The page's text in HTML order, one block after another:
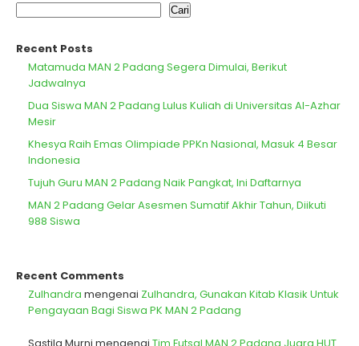
Cari
Recent Posts
Matamuda MAN 2 Padang Segera Dimulai, Berikut
Jadwalnya
Dua Siswa MAN 2 Padang Lulus Kuliah di Universitas Al-Azhar
Mesir
Khesya Raih Emas Olimpiade PPKn Nasional, Masuk 4 Besar
Indonesia
Tujuh Guru MAN 2 Padang Naik Pangkat, Ini Daftarnya
MAN 2 Padang Gelar Asesmen Sumatif Akhir Tahun, Diikuti
988 Siswa
Recent Comments
Zulhandra mengenai Zulhandra, Gunakan Kitab Klasik Untuk
Pengayaan Bagi Siswa PK MAN 2 Padang